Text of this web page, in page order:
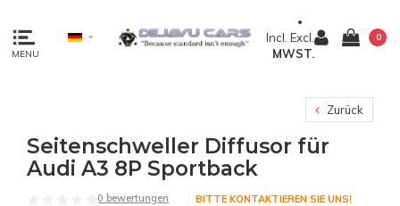
MENU
Incl. Excl.
MWST.
0
Zurück
Seitenschweller Diffusor für
Audi A3 8P Sportback
0 bewertungen BITTE KONTAKTIEREN SIE UNS!